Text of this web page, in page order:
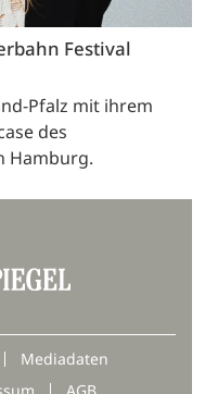
Festival
Pfalz mit ihrem
des
Hamburg.
Mediadaten